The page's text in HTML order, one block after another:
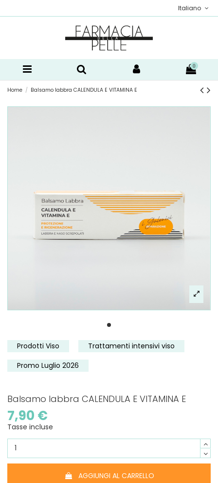
Italiano
0
Home Balsamo labbra CALENDULA E VITAMINA E
Prodotti Viso
Trattamenti intensivi viso
Promo Luglio 2026
Balsamo labbra CALENDULA E VITAMINA E
7,90 €
Tasse incluse
AGGIUNGI AL CARRELLO